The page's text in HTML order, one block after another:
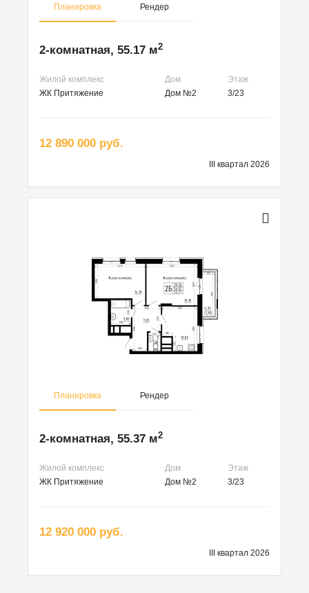
Планировка Рендер
2-комнатная, 55.17 м2
Жилой комплекс Дом
Этаж
ЖК Притяжение
Дом №2 3/23
12 890 000 руб.
III квартал 2026
Планировка Рендер
2-комнатная, 55.37 м2
Жилой комплекс Дом
Этаж
ЖК Притяжение
Дом №2 3/23
12 920 000 руб.
III квартал 2026